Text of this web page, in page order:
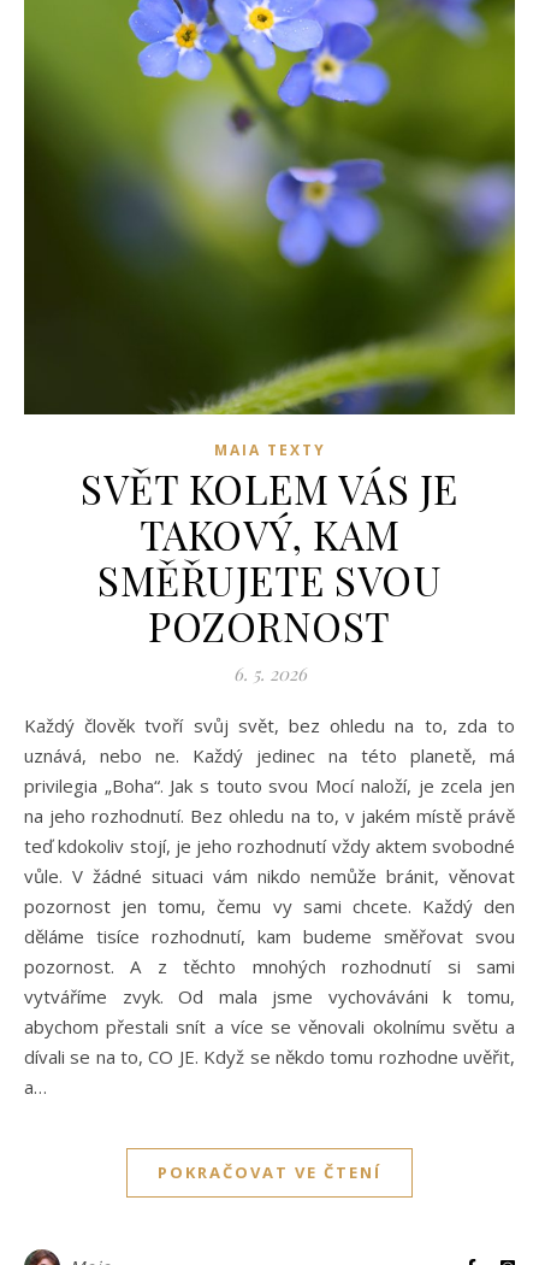
MAIA TEXTY
SVĚT KOLEM VÁS JE
TAKOVÝ, KAM
SMĚŘUJETE SVOU
POZORNOST
6. 5. 2026
Každý člověk tvoří svůj svět, bez ohledu na to, zda to
uznává, nebo ne. Každý jedinec na této planetě, má
privilegia „Boha“. Jak s touto svou Mocí naloží, je zcela jen
na jeho rozhodnutí. Bez ohledu na to, v jakém místě právě
teď kdokoliv stojí, je jeho rozhodnutí vždy aktem svobodné
vůle. V žádné situaci vám nikdo nemůže bránit, věnovat
pozornost jen tomu, čemu vy sami chcete. Každý den
děláme tisíce rozhodnutí, kam budeme směřovat svou
pozornost. A z těchto mnohých rozhodnutí si sami
vytváříme zvyk. Od mala jsme vychováváni k tomu,
abychom přestali snít a více se věnovali okolnímu světu a
dívali se na to, CO JE. Když se někdo tomu rozhodne uvěřit,
a…
POKRAČOVAT VE ČTENÍ